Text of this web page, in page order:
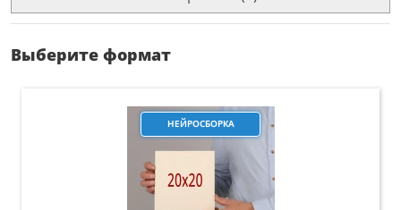
Выберите формат
НЕЙРОСБОРКА